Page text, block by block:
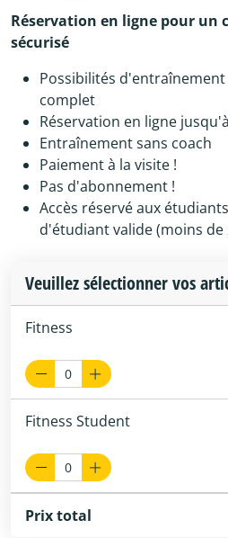
Réservation en ligne pour un
sécurisé
Possibilités
complet
Réservation en ligne
Entraînement sans coach
Paiement à la visite !
Pas d'abonnement !
Accès réservé aux
d'étudiant valide (moins de
Veuillez sélectionner vos
Fitness
Fitness Student
Prix total